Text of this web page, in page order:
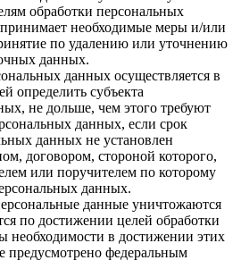
обработки персональных
необходимые меры и/или
по удалению или уточнению
данных.
данных осуществляется в
определить субъекта
не дольше, чем этого требуют
данных, если срок
данных не установлен
договором, стороной которого,
или поручителем по которому
данных.
данные уничтожаются
по достижении целей обработки
необходимости в достижении этих
предусмотрено федеральным